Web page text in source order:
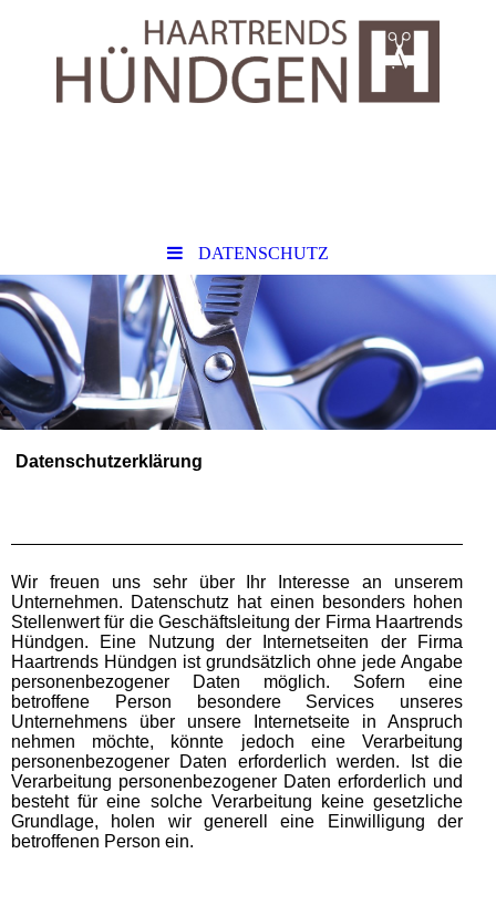
DATENSCHUTZ
Datenschutzerklärung
Wir freuen uns sehr über Ihr Interesse an unserem
Unternehmen. Datenschutz hat einen besonders hohen
Stellenwert für die Geschäftsleitung der Firma Haartrends
Hündgen. Eine Nutzung der Internetseiten der Firma
Haartrends Hündgen ist grundsätzlich ohne jede Angabe
personenbezogener Daten möglich. Sofern eine
betroffene Person besondere Services unseres
Unternehmens über unsere Internetseite in Anspruch
nehmen möchte, könnte jedoch eine Verarbeitung
personenbezogener Daten erforderlich werden. Ist die
Verarbeitung personenbezogener Daten erforderlich und
besteht für eine solche Verarbeitung keine gesetzliche
Grundlage, holen wir generell eine Einwilligung der
betroffenen Person ein.